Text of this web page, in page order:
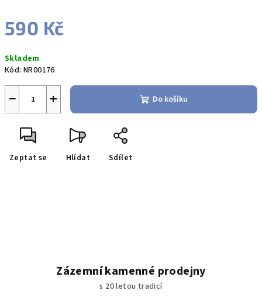
590 Kč
cena:
Skladem
Kód: NR00176
+
− Do košíku
Zeptat se Hlídat Sdílet
Zázemní kamenné prodejny
s 20 letou tradicí